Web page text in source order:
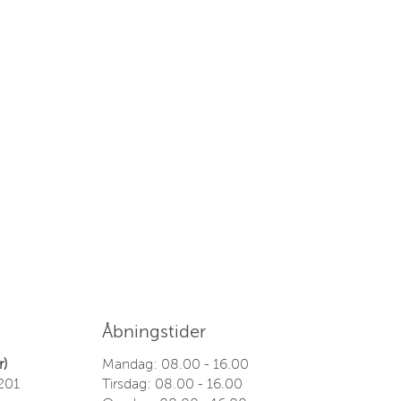
Åbningstider
Mandag: 08.00 - 16.00
Tirsdag: 08.00 - 16.00